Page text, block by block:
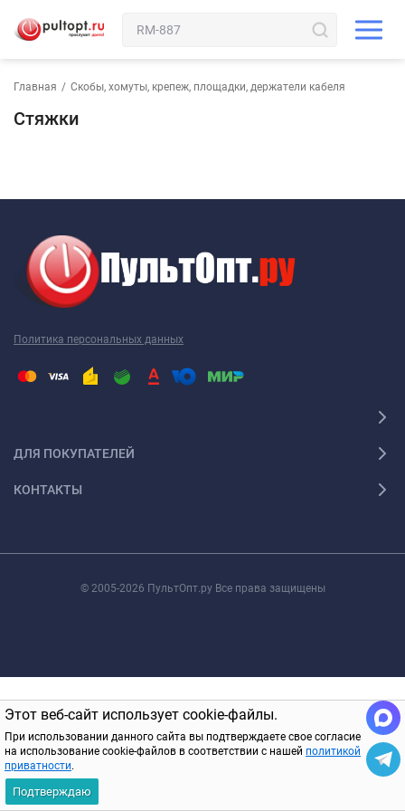
Этот веб-сайт использует cookie-файлы.
При использовании данного сайта вы подтверждаете свое согласие
на использование cookie-файлов в соответствии с нашей политикой
приватности.
Подтверждаю
Главная / Скобы, хомуты, крепеж, площадки, держатели кабеля
Стяжки
Политика персональных данных
ДЛЯ ПОКУПАТЕЛЕЙ
КОНТАКТЫ
© 2005-2026 ПультОпт.ру Все права защищены
Главная